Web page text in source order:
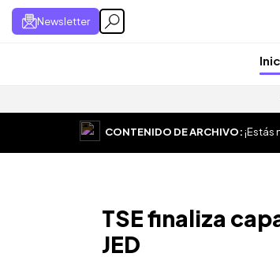
Newsletter
CONTENIDO DE ARCHIVO:¡Estás
TSE finaliza
JED